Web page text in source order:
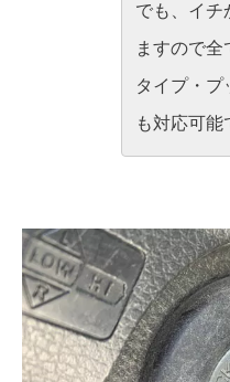
でも、イチ
ますので
タイプ・プ
も対応可能